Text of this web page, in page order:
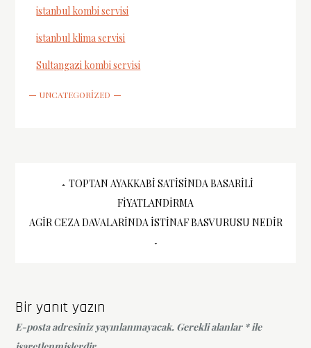
istanbul kombi servisi
istanbul klima servisi
Sultangazi kombi servisi
UNCATEGORIZED
Yazı
gezinmesi
TOPTAN AYAKKABI SATISINDA BASARILI
FIYATLANDIRMA
AGIR CEZA DAVALARINDA İSTINAF BASVURUSU NEDIR
Bir yanıt yazın
E-posta adresiniz yayınlanmayacak. Gerekli alanlar *ile